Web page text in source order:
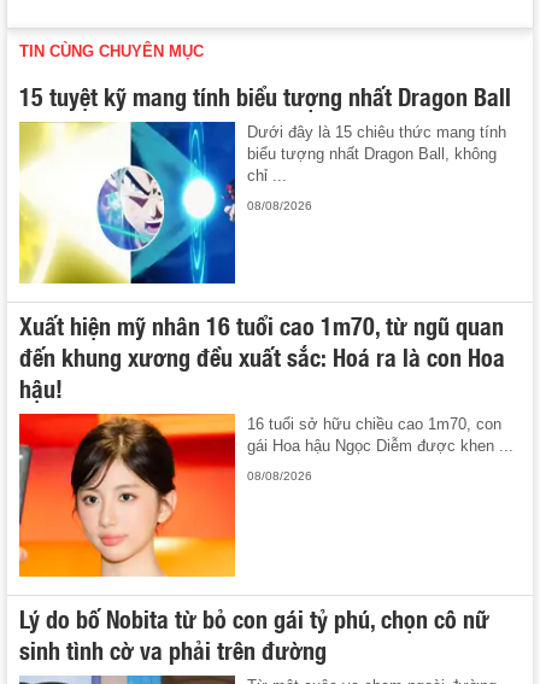
TIN CÙNG CHUYÊN MỤC
15 tuyệt kỹ mang tính biểu tượng nhất Dragon Ball
Dưới đây là 15 chiêu thức mang tính
biểu tượng nhất Dragon Ball, không
chỉ ...
08/08/2026
Xuất hiện mỹ nhân 16 tuổi cao 1m70, từ ngũ quan
đến khung xương đều xuất sắc: Hoá ra là con Hoa
hậu!
16 tuổi sở hữu chiều cao 1m70, con
gái Hoa hậu Ngọc Diễm được khen ...
08/08/2026
Lý do bố Nobita từ bỏ con gái tỷ phú, chọn cô nữ
sinh tình cờ va phải trên đường